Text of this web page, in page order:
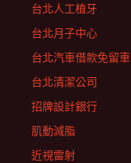
台北人工植牙
台北月子中心
台北汽車借款免留車
台北清潔公司
招牌設計銀行
肌動減脂
近視雷射